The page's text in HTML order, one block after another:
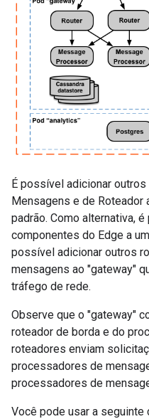
É possível adicionar
Mensagens e de
padrão. Como alternativa,
componentes do Edge a
possível adicionar outros
mensagens ao "gateway"
tráfego de rede.
Observe que o "gateway"
roteador de borda e do
roteadores enviam
processadores de
processadores de
Você pode usar a seguinte